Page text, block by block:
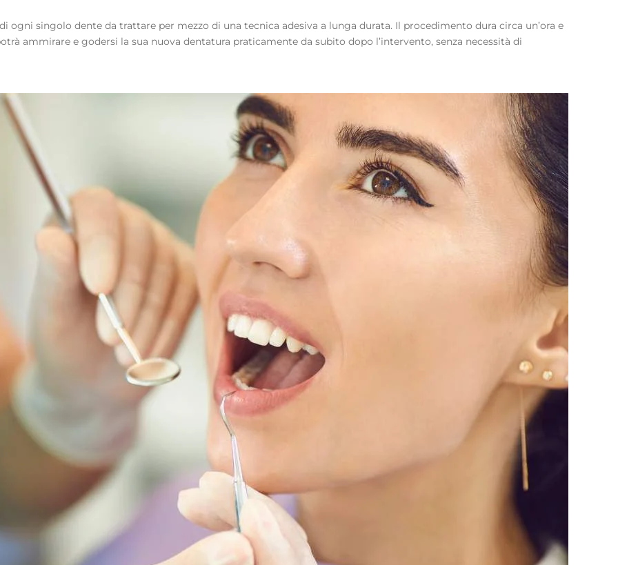
ogni singolo dente da trattare per mezzo di una tecnica adesiva a lunga durata. Il procedimento dura circa un’ora e
ammirare e godersi la sua nuova dentatura praticamente da subito dopo l’intervento, senza necessità di